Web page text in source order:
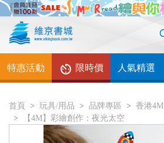
特惠活動 限時價 人氣精選
首頁 玩具/用品 品牌專區
香港4M
【4M】彩繪創作：夜光太空